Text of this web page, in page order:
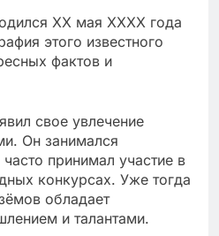
XX мая XXXX года
этого известного
фактов и
свое увлечение
Он занимался
принимал участие в
конкурсах. Уже тогда
обладает
и талантами.